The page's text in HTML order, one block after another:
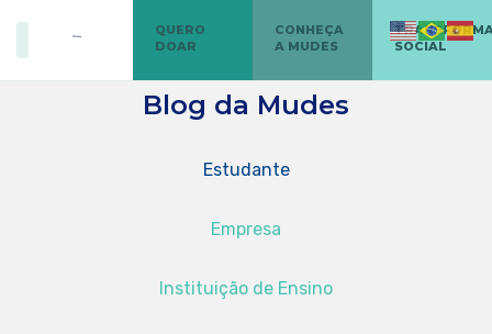
QUERO
DOAR
CONHEÇA
A MUDES
SOCIAL
Blog da Mudes
Estudante
Empresa
Instituição de Ensino